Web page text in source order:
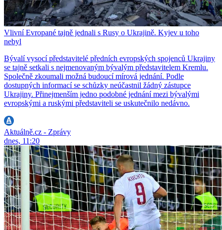
Vlivní Evropané tajně jednali s Rusy o Ukrajině. Kyjev u toho
nebyl
Bývalí vysocí představitelé předních evropských spojenců Ukrajiny
se tajně setkali s nejmenovaným bývalým představitelem Kremlu.
Společně zkoumali možná budoucí mírová jednání. Podle
dostupných informací se schůzky neúčastnil žádný zástupce
Ukrajiny. Přinejmenším jedno podobné jednání mezi bývalými
evropskými a ruskými představiteli se uskutečnilo nedávno.
Aktuálně.cz - Zprávy
dnes, 11:20